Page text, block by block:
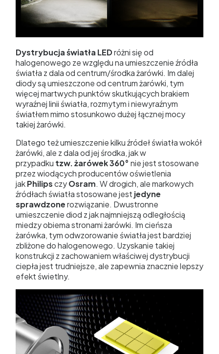
Dystrybucja światła LEDróżni się od
halogenowego ze względu na umieszczenie źródła
światła z dala od centrum/środka żarówki. Im dalej
diody są umieszczone od centrum żarówki, tym
więcej martwych punktów skutkujących brakiem
wyraźnej linii światła, rozmytym i niewyraźnym
światłem mimo stosunkowo dużej łącznej mocy
takiej żarówki.
Dlatego też umieszczenie kilku źródeł światła wokół
żarówki, ale z dala od jej środka, jak w
przypadku tzw. żarówek 360° nie jest stosowane
przez wiodących producentów oświetlenia
jakPhilipsczyOsram. W drogich, ale markowych
źródłach światła stosowane jest jedyne
sprawdzonerozwiązanie. Dwustronne
umieszczenie diod z jak najmniejszą odległością
miedzy obiema stronami żarówki. Im cieńsza
żarówka, tym odwzorowanie światła jest bardziej
zbliżone do halogenowego. Uzyskanie takiej
konstrukcji z zachowaniem właściwej dystrybucji
ciepła jest trudniejsze, ale zapewnia znacznie lepszy
efekt świetlny.